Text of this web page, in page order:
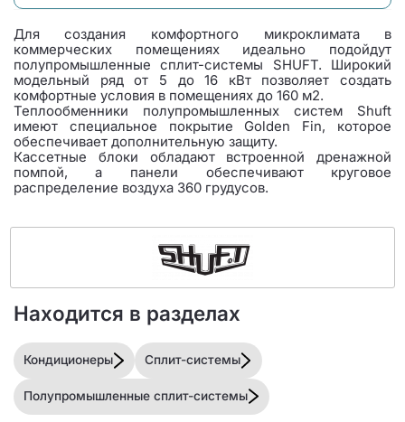
Для создания комфортного микроклимата в
коммерческих помещениях идеально подойдут
полупромышленные сплит-системы SHUFT. Широкий
модельный ряд от 5 до 16 кВт позволяет создать
комфортные условия в помещениях до 160 м2.
Теплообменники полупромышленных систем Shuft
имеют специальное покрытие Golden Fin, которое
обеспечивает дополнительную защиту.
Кассетные блоки обладают встроенной дренажной
помпой, а панели обеспечивают круговое
распределение воздуха 360 грудусов.
Находится в разделах
Кондиционеры Сплит-системы
Полупромышленные сплит-системы